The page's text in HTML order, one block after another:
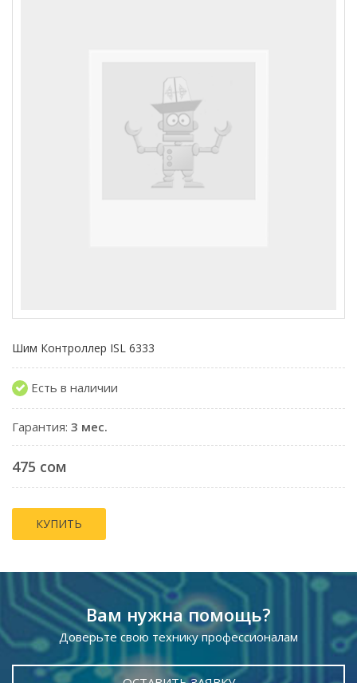
Шим Контроллер ISL 6333
Есть в наличии
Гарантия: 3 мес.
475 сом
КУПИТЬ
Вам нужна помощь?
Доверьте свою технику профессионалам